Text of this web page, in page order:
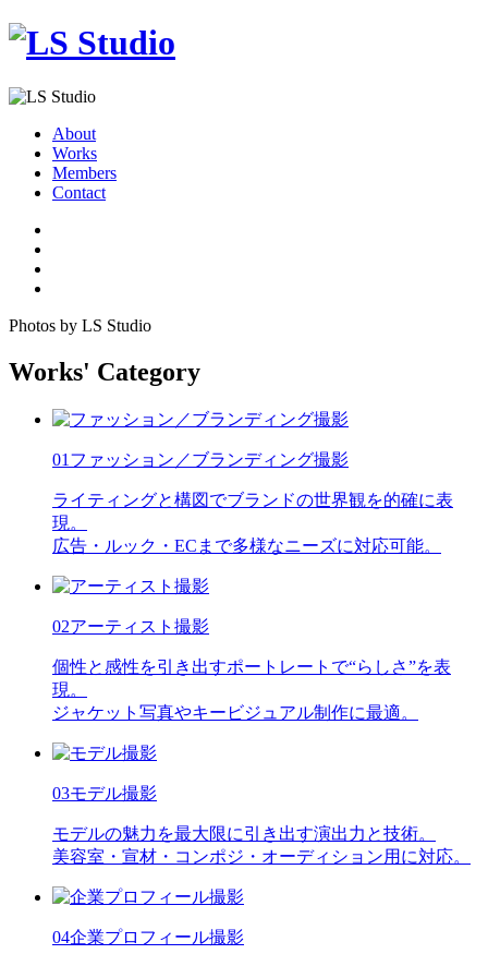
About
Works
Members
Contact
Photos by LS Studio
Works' Category
01 ファッション／ブランディング撮影
ライティングと構図でブランドの世界観を的確に表
現。
広告・ルック・ECまで多様なニーズに対応可能。
02アーティスト撮影
個性と感性を引き出すポートレートで“らしさ”を表
現。
ジャケット写真やキービジュアル制作に最適。
03モデル撮影
モデルの魅力を最大限に引き出す演出力と技術。
美容室・宣材・コンポジ・オーディション用に対応。
04企業プロフィール撮影